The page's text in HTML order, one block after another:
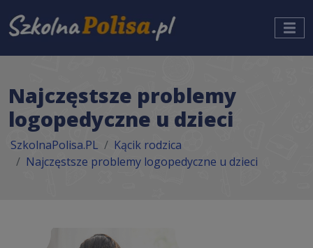
Najczęstsze problemy
logopedyczne u dzieci
SzkolnaPolisa.PL
Kącik rodzica
Najczęstsze problemy logopedyczne u dzieci